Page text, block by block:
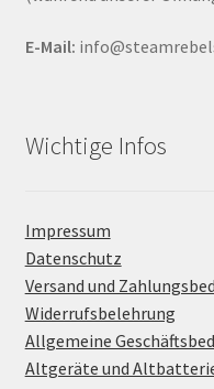
E-Mail:
Wichtige Infos
Impressum
Datenschutz
Versand und
Widerrufsbelehrung
Allgemeine
Altgeräte und